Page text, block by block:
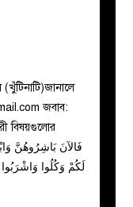
জবাব:
বিষয়গুলোর
لَكُمْ وَكُلُوا